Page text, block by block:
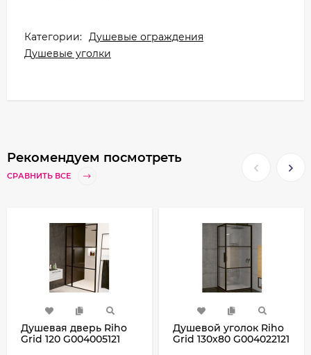
Категории: Душевые ограждения
Душевые уголки
Рекомендуем посмотреть
СРАВНИТЬ ВСЕ
Душевая дверь Riho
Grid 120 G004005121
Душевой уголок Riho
Grid 130x80 G004022121